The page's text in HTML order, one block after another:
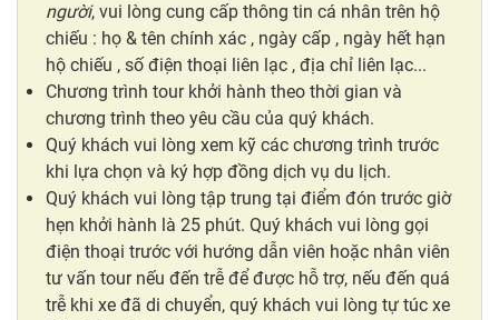
người, vui lòng cung cấp thông tin cá nhân trên hộ
chiếu : họ & tên chính xác , ngày cấp , ngày hết hạn
hộ chiếu , số điện thoại liên lạc , địa chỉ liên lạc...
Chương trình tour khởi hành theo thời gian và
chương trình theo yêu cầu của quý khách.
Quý khách vui lòng xem kỹ các chương trình trước
khi lựa chọn và ký hợp đồng dịch vụ du lịch.
Quý khách vui lòng tập trung tại điểm đón trước giờ
hẹn khởi hành là 25 phút. Quý khách vui lòng gọi
điện thoại trước với hướng dẫn viên hoặc nhân viên
tư vấn tour nếu đến trễ để được hỗ trợ, nếu đến quá
trễ khi xe đã di chuyển, quý khách vui lòng tự túc xe